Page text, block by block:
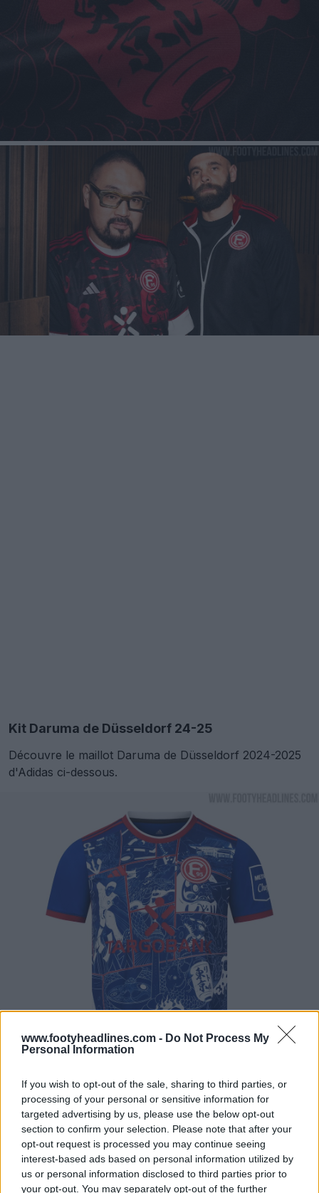
www.footyheadlines.com - Do Not Process My
Personal Information
If you wish to opt-out of the sale, sharing to third parties, or
processing of your personal or sensitive information for
targeted advertising by us, please use the below opt-out
section to confirm your selection. Please note that after your
opt-out request is processed you may continue seeing
interest-based ads based on personal information utilized by
us or personal information disclosed to third parties prior to
your opt-out. You may separately opt-out of the further
Kit Daruma de Düsseldorf 24-25
Découvre le maillot Daruma de Düsseldorf 2024-2025
d'Adidas ci-dessous.